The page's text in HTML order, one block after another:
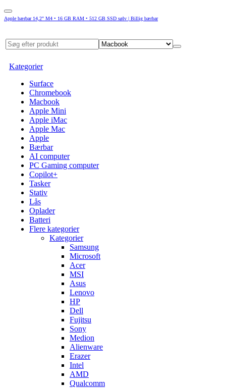
Apple bærbar 14,2" M4 • 16 GB RAM • 512 GB SSD sølv | Billig bærbar
Kategorier
Surface
Chromebook
Macbook
Apple Mini
Apple iMac
Apple Mac
Apple
Bærbar
AI computer
PC Gaming computer
Copilot+
Tasker
Stativ
Lås
Oplader
Batteri
Flere kategorier
Kategorier
Samsung
Microsoft
Acer
MSI
Asus
Lenovo
HP
Dell
Fujitsu
Sony
Medion
Alienware
Erazer
Intel
AMD
Qualcomm